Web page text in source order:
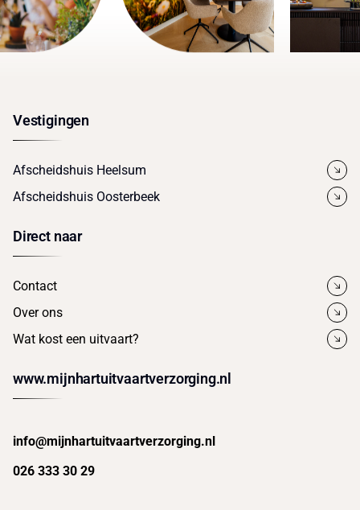
www.mijnhartuitvaartverzorging.nl
info@mijnhartuitvaartverzorging.nl
026 333 30 29
Vestigingen
Afscheidshuis Heelsum
Afscheidshuis Oosterbeek
Direct naar
Contact
Over ons
Wat kost een uitvaart?